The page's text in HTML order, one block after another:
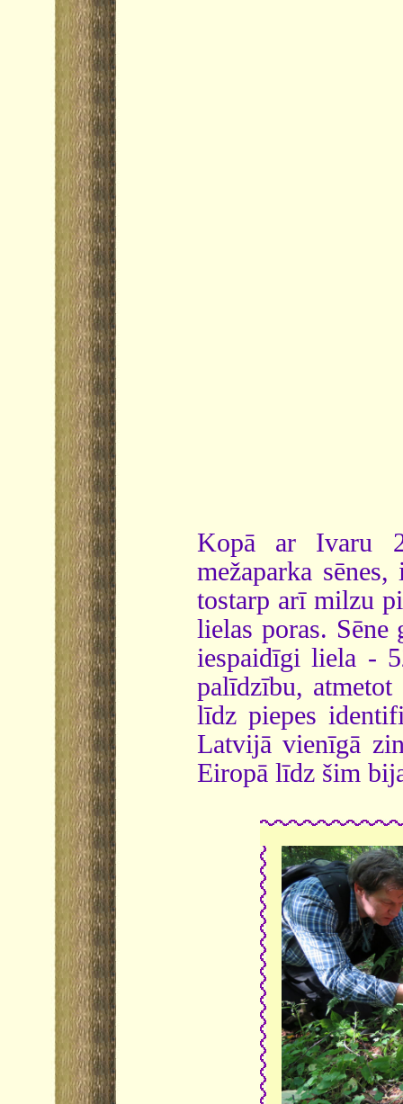
Kopā ar Ivaru
mežaparka
tostarp arī milzu
lielas poras. Sēne
iespaidīgi liela -
palīdzību,
līdz piepes
Latvijā vienīgā
Eiropā līdz šim